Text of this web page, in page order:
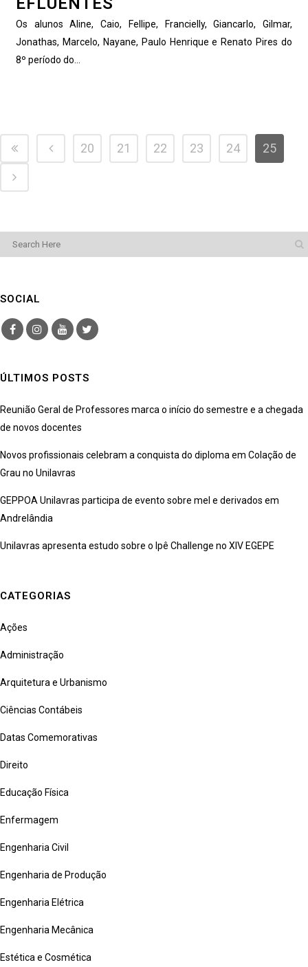
Os alunos Aline, Caio, Fellipe, Francielly, Giancarlo, Gilmar,
Jonathas, Marcelo, Nayane, Paulo Henrique e Renato Pires do
8º período do...
20 21 22 23 24 25
SOCIAL
ÚLTIMOS POSTS
Reunião Geral de Professores marca o início do semestre e a chegada
de novos docentes
Novos profissionais celebram a conquista do diploma em Colação de
Grau no Unilavras
GEPPOA Unilavras participa de evento sobre mel e derivados em
Andrelândia
Unilavras apresenta estudo sobre o Ipê Challenge no XIV EGEPE
CATEGORIAS
Ações
Administração
Arquitetura e Urbanismo
Ciências Contábeis
Datas Comemorativas
Direito
Educação Física
Enfermagem
Engenharia Civil
Engenharia de Produção
Engenharia Elétrica
Engenharia Mecânica
Estética e Cosmética